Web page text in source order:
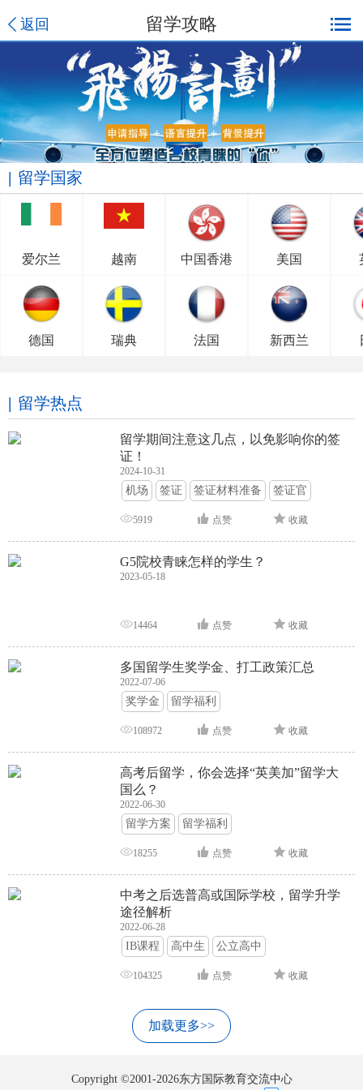
返回 留学攻略
留学国家
爱尔兰 越南 中国香港 美国
德国 瑞典 法国 新西兰
留学热点
留学期间注意这几点，以免影响你的签
证！
2024-10-31
机场 签证 签证材料准备 签证官
签证面试 签证申请攻略
5919 点赞 收藏
G5院校青睐怎样的学生？
2023-05-18
14464 点赞 收藏
多国留学生奖学金、打工政策汇总
2022-07-06
奖学金 留学福利
108972 点赞 收藏
高考后留学，你会选择“英美加”留学大
国么？
2022-06-30
留学方案 留学福利
18255 点赞 收藏
中考之后选普高或国际学校，留学升学
途径解析
2022-06-28
IB课程 高中生 公立高中
104325 点赞 收藏
加载更多>>
Copyright ©2001-2026东方国际教育交流中心